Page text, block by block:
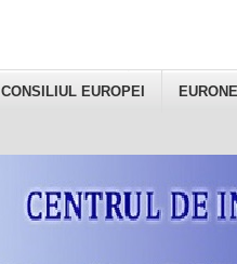
CONSILIUL EUROPEI